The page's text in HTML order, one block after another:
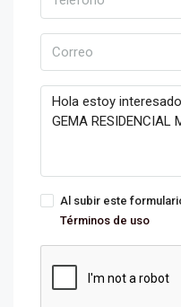
Al subir este
Términos de uso